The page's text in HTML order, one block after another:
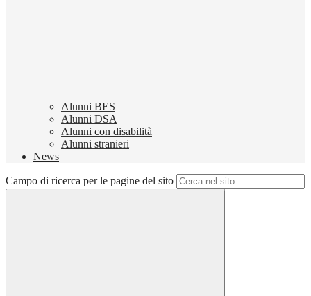
Alunni BES
Alunni DSA
Alunni con disabilità
Alunni stranieri
News
Campo di ricerca per le pagine del sito